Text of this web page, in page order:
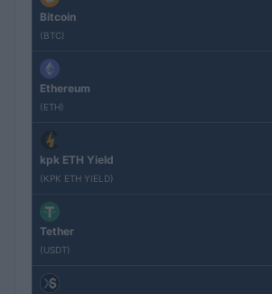
Bitcoin
(BTC)
Ethereum
(ETH)
kpk ETH Yield
(KPK ETH YIELD)
Tether
(USDT)